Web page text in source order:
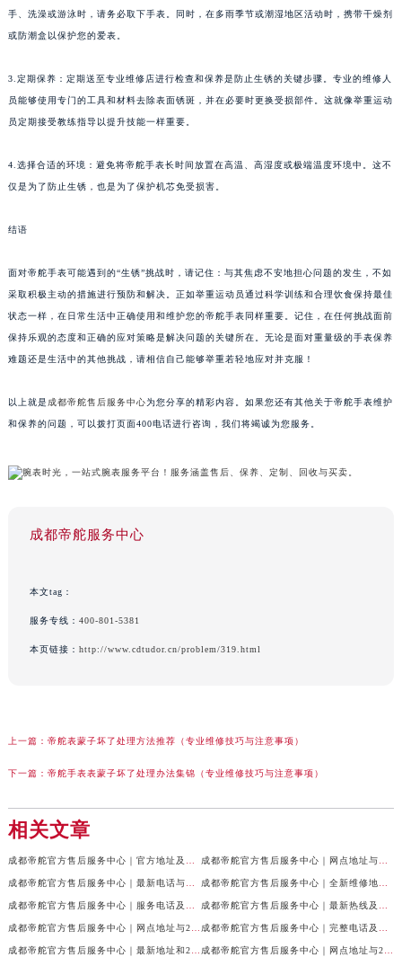
手、洗澡或游泳时，请务必取下手表。同时，在多雨季节或潮湿地区活动时，携带干燥剂
或防潮盒以保护您的爱表。
3.定期保养：定期送至专业维修店进行检查和保养是防止生锈的关键步骤。专业的维修人
员能够使用专门的工具和材料去除表面锈斑，并在必要时更换受损部件。这就像举重运动
员定期接受教练指导以提升技能一样重要。
4.选择合适的环境：避免将帝舵手表长时间放置在高温、高湿度或极端温度环境中。这不
仅是为了防止生锈，也是为了保护机芯免受损害。
结语
面对帝舵手表可能遇到的“生锈”挑战时，请记住：与其焦虑不安地担心问题的发生，不如
采取积极主动的措施进行预防和解决。正如举重运动员通过科学训练和合理饮食保持最佳
状态一样，在日常生活中正确使用和维护您的帝舵手表同样重要。记住，在任何挑战面前
保持乐观的态度和正确的应对策略是解决问题的关键所在。无论是面对重量级的手表保养
难题还是生活中的其他挑战，请相信自己能够举重若轻地应对并克服！
以上就是 成都帝舵售后服务中心为您分享的精彩内容。如果您还有其他关于帝舵手表维护
和保养的问题，可以拨打页面400电话进行咨询，我们将竭诚为您服务。
成都帝舵服务中心
本文tag：
服务专线： 400-801-5381
本页链接： http://www.cdtudor.cn/problem/319.html
上一篇： 帝舵表蒙子坏了处理方法推荐（专业维修技巧与注意事项）
下一篇： 帝舵手表表蒙子坏了处理办法集锦（专业维修技巧与注意事项）
相关文章